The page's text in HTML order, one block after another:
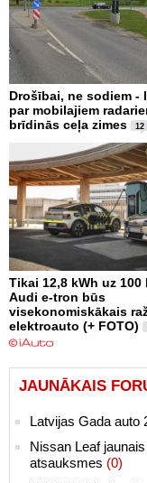
Drošībai, ne sodiem -
par mobilajiem
brīdinās ceļa zimes
12
Tikai 12,8 kWh uz 100
Audi e-tron būs
visekonomiskākais
elektroauto (+ FOTO)
JAUNĀKAIS
Latvijas Gada auto
Nissan Leaf
atsauksmes (0)